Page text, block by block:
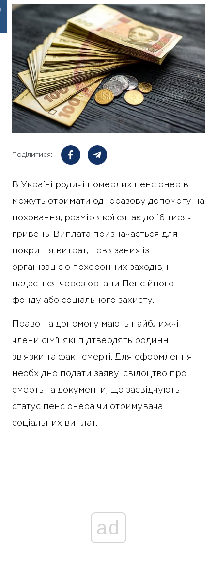
Поділитися:
В Україні родичі померлих пенсіонерів
можуть отримати одноразову допомогу на
поховання, розмір якої сягає до 16 тисяч
гривень. Виплата призначається для
покриття витрат, пов’язаних із
організацією похоронних заходів, і
надається через органи Пенсійного
фонду або соціального захисту.
Право на допомогу мають найближчі
члени сім’ї, які підтвердять родинні
зв’язки та факт смерті. Для оформлення
необхідно подати заяву, свідоцтво про
смерть та документи, що засвідчують
статус пенсіонера чи отримувача
соціальних виплат.
ad